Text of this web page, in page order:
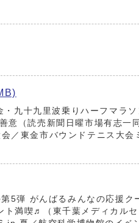
九十九里波乗りハーフマラ
意（読売新聞日曜市場有志一
／東金市バウンドテニス大会
5弾 がんばるみんなの応援ク
満喫♬（東千葉メディカル